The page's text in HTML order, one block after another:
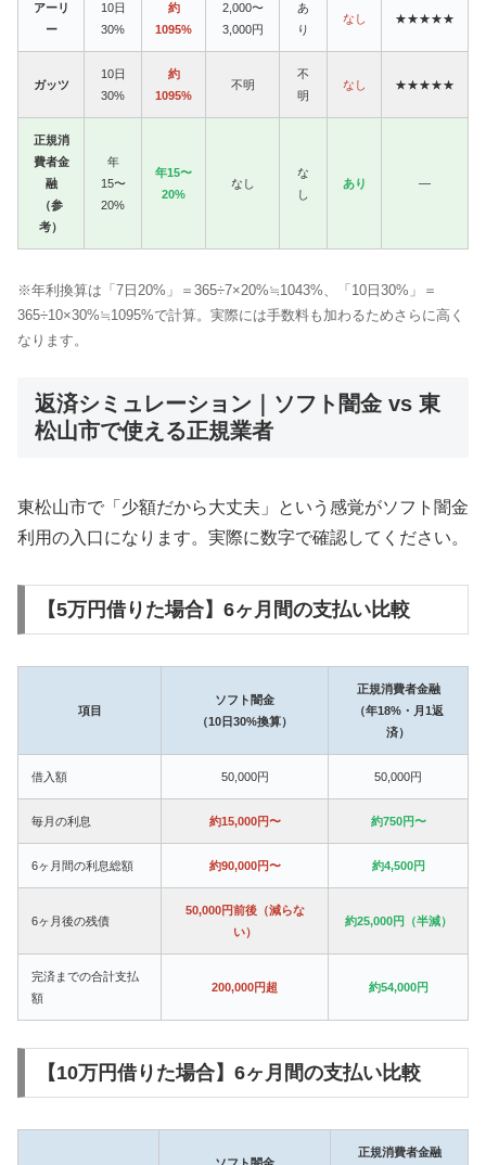
アーリ
ー
10日
30%
約
1095%
2,000〜
3,000円
あ
り
なし ★★★★★
ガッツ
10日
30%
約
1095%
不明
不
明
なし ★★★★★
正規消
費者金
融
（参
考）
年
15〜
20%
年15〜
20%
なし
な
し
あり —
※年利換算は「7日20%」＝365÷7×20%≒1043%、「10日30%」＝
365÷10×30%≒1095%で計算。実際には手数料も加わるためさらに高く
なります。
返済シミュレーション｜ソフト闇金 vs 東
松山市で使える正規業者
東松山市で「少額だから大丈夫」という感覚がソフト闇金
利用の入口になります。実際に数字で確認してください。
【5万円借りた場合】6ヶ月間の支払い比較
項目
ソフト闇金
（10日30%換算）
正規消費者金融
（年18%・月1返
済）
借入額 50,000円 50,000円
毎月の利息 約15,000円〜 約750円〜
6ヶ月間の利息総額 約90,000円〜 約4,500円
6ヶ月後の残債
50,000円前後（減らな
い）
約25,000円（半減）
完済までの合計支払
額
200,000円超 約54,000円
【10万円借りた場合】6ヶ月間の支払い比較
正規消費者金融